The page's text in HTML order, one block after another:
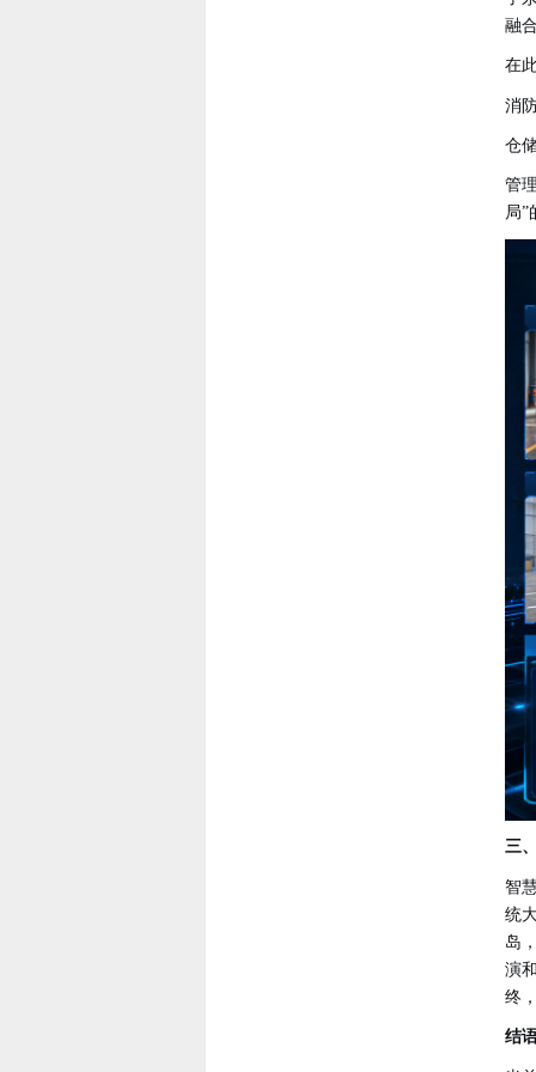
融
在
消
仓
管
局”
三
智
统
岛
演
终
结